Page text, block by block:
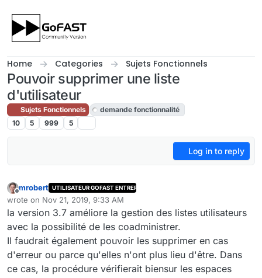
Home Categories Sujets Fonctionnels
Pouvoir supprimer une liste
d'utilisateur
Sujets Fonctionnels
demande fonctionnalité
10
5 999 5
Log in to reply
Offline
mrobert UTILISATEUR GOFAST ENTREPRISE
wrote on Nov 21, 2019, 9:33 AM
last edited by cpotterNov 21, 2019, 12:05 PM
la version 3.7 améliore la gestion des listes utilisateurs
avec la possibilité de les coadministrer.
Il faudrait également pouvoir les supprimer en cas
d'erreur ou parce qu'elles n'ont plus lieu d'être. Dans
ce cas, la procédure vérifierait biensur les espaces